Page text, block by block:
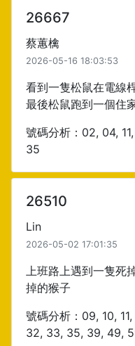
26667
蔡蕙檎
2026-05-16 18:03:53
看到一隻松鼠在電線
最後松鼠跑到一個住
號碼分析：02, 04,
35
26510
Lin
2026-05-02 17:01:35
上班路上遇到一隻死
掉的猴子
號碼分析：09, 10,
32, 33, 35, 39, 49,